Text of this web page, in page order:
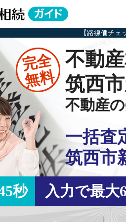
【路線価チ
完全
無料
不動
筑西
不動産
一括査
筑西市
秒 入力で最大